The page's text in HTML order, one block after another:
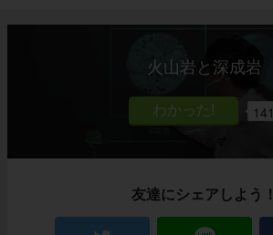
火山岩と深成岩
141
友達にシェアしよう！